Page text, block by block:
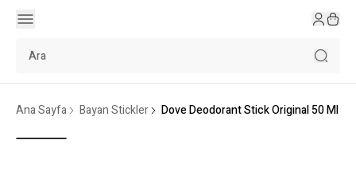
Ana Sayfa Bayan Stickler Dove Deodorant Stick Original 50 Ml